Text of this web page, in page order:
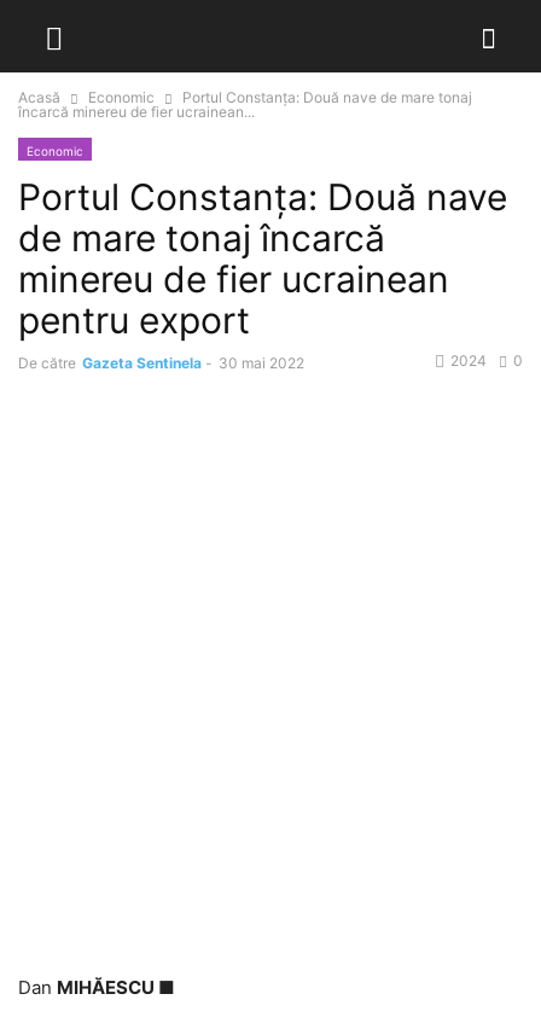
Acasă Economic
Portul Constanţa: Două nave de mare tonaj
încarcă minereu de fier ucrainean...
Economic
Portul Constanţa: Două nave
de mare tonaj încarcă
minereu de fier ucrainean
pentru export
De către Gazeta Sentinela - 30 mai 2022 0
2024
Dan MIHĂESCU ■